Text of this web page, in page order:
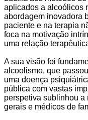
aplicados a alcoólicos
abordagem inovadora
paciente e na terapia
foca na motivação
uma relação
A sua visão foi
alcoolismo, que
uma doença
pública com vastas
perspetiva sublinhou
gerais e médicos de